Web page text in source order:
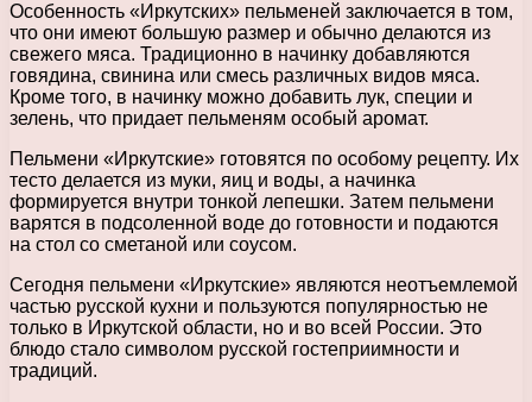
Особенность «Иркутских» пельменей заключается в том,
что они имеют большую размер и обычно делаются из
свежего мяса. Традиционно в начинку добавляются
говядина, свинина или смесь различных видов мяса.
Кроме того, в начинку можно добавить лук, специи и
зелень, что придает пельменям особый аромат.
Пельмени «Иркутские» готовятся по особому рецепту. Их
тесто делается из муки, яиц и воды, а начинка
формируется внутри тонкой лепешки. Затем пельмени
варятся в подсоленной воде до готовности и подаются
на стол со сметаной или соусом.
Сегодня пельмени «Иркутские» являются неотъемлемой
частью русской кухни и пользуются популярностью не
только в Иркутской области, но и во всей России. Это
блюдо стало символом русской гостеприимности и
традиций.